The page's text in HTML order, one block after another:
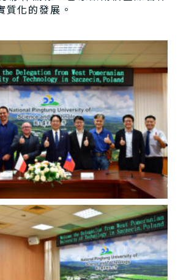
質化的發展。